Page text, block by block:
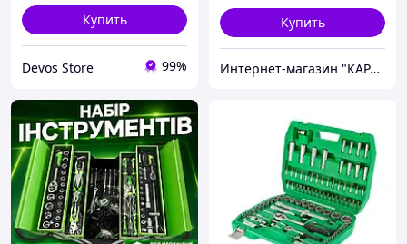
Купить
Devos Store 99%
Купить
Интернет-магазин "КАРАПУЗИК"